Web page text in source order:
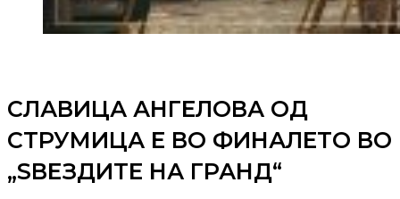
СЛАВИЦА АНГЕЛОВА ОД
СТРУМИЦА Е ВО ФИНАЛЕТО ВО
„ЅВЕЗДИТЕ НА ГРАНД“